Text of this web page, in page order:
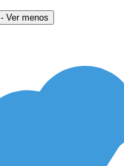
- Ver menos